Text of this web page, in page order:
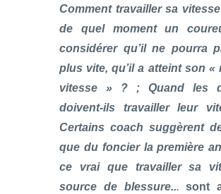
Comment travailler sa
de quel moment un
considérer qu’il ne pourra
plus vite, qu’il a atteint son «
vitesse » ? ; Quand les
doivent-ils travailler leur
Certains coach suggèrent
que du foncier la première
ce vrai que travailler sa
source de blessure...
sont